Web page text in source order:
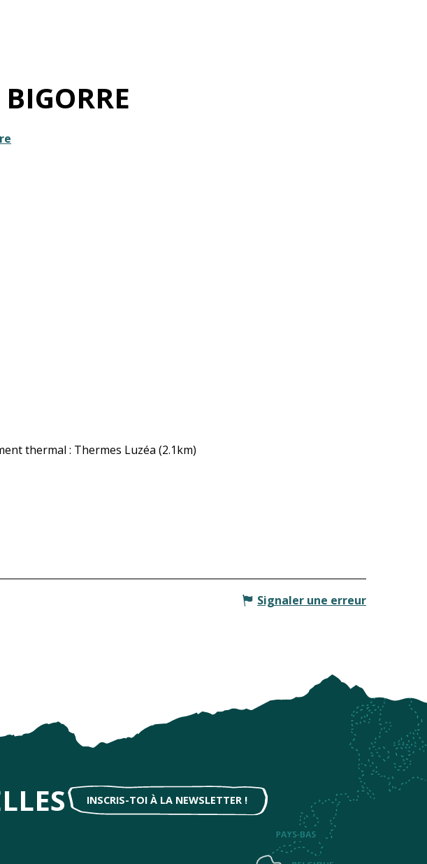
thermal : Thermes Luzéa (2.1km)
Signaler une erreur
INSCRIS-TOI À LA NEWSLETTER !